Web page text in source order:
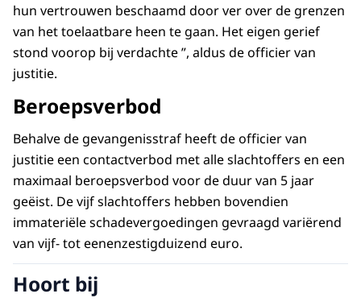
hun vertrouwen beschaamd door ver over de grenzen
van het toelaatbare heen te gaan. Het eigen gerief
stond voorop bij verdachte ”, aldus de officier van
justitie.
Beroepsverbod
Behalve de gevangenisstraf heeft de officier van
justitie een contactverbod met alle slachtoffers en een
maximaal beroepsverbod voor de duur van 5 jaar
geëist. De vijf slachtoffers hebben bovendien
immateriële schadevergoedingen gevraagd variërend
van vijf- tot eenenzestigduizend euro.
Hoort bij